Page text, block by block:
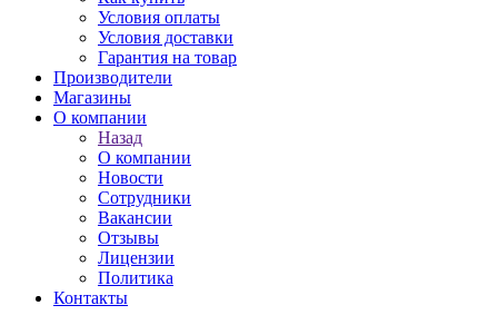
Условия оплаты
Условия доставки
Гарантия на товар
Производители
Магазины
О компании
Назад
О компании
Новости
Сотрудники
Вакансии
Отзывы
Лицензии
Политика
Контакты